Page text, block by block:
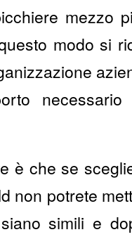
mezzo
modo si
necessario
è che se
non potrete
simili e